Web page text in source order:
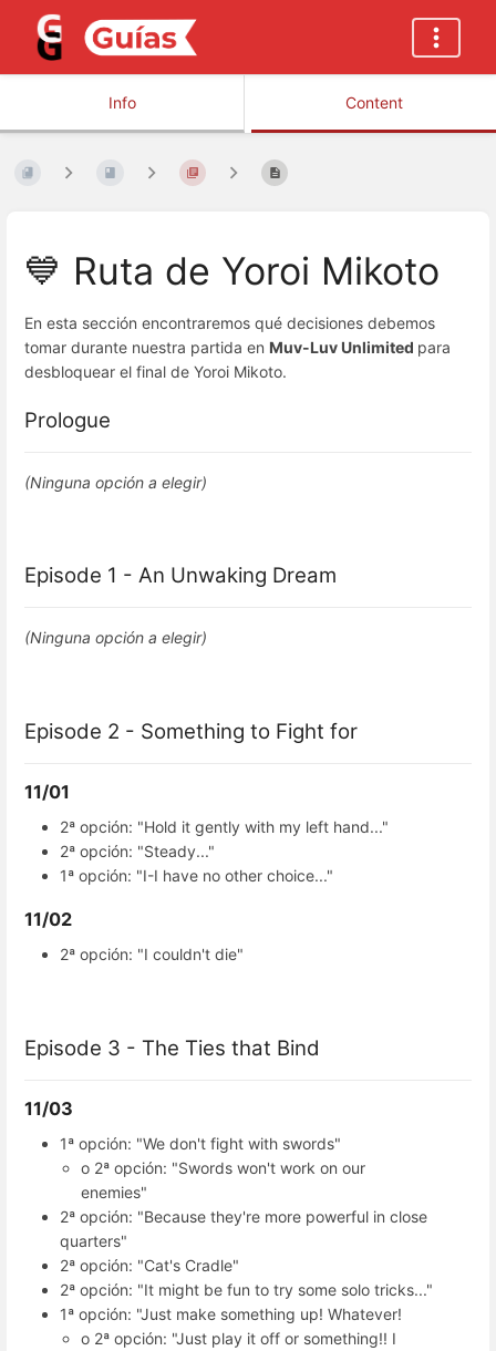
Info Content
💙 Ruta de Yoroi Mikoto
En esta sección encontraremos qué decisiones debemos
tomar durante nuestra partida en Muv-Luv Unlimited para
desbloquear el final de Yoroi Mikoto.
Prologue
(Ninguna opción a elegir)
Episode 1 - An Unwaking Dream
(Ninguna opción a elegir)
Episode 2 - Something to Fight for
11/01
2ª opción: "Hold it gently with my left hand..."
2ª opción: "Steady..."
1ª opción: "I-I have no other choice..."
11/02
2ª opción: "I couldn't die"
Episode 3 - The Ties that Bind
11/03
1ª opción: "We don't fight with swords"
o 2ª opción: "Swords won't work on our
enemies"
2ª opción: "Because they're more powerful in close
quarters"
2ª opción: "Cat's Cradle"
2ª opción: "It might be fun to try some solo tricks..."
1ª opción: "Just make something up! Whatever!
o 2ª opción: "Just play it off or something!! I